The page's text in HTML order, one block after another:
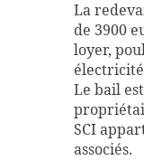
La
de 3900
loyer,
Le bail
SCI
associés.